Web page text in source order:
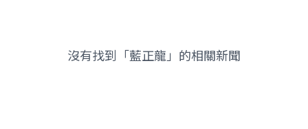
沒有找到「藍正龍」的相關新聞